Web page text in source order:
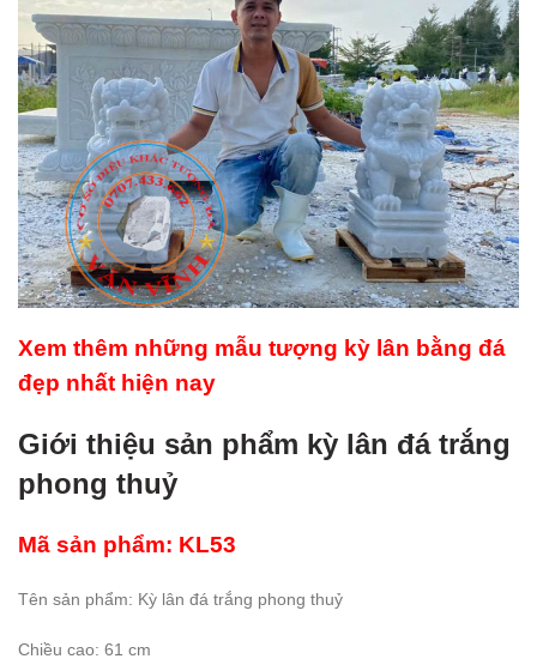
Xem thêm những mẫu tượng kỳ lân bằng đá
đẹp nhất hiện nay
Giới thiệu sản phẩm kỳ lân đá trắng
phong thuỷ
Mã sản phẩm: KL53
Tên sản phẩm: Kỳ lân đá trắng phong thuỷ
Chiều cao: 61 cm